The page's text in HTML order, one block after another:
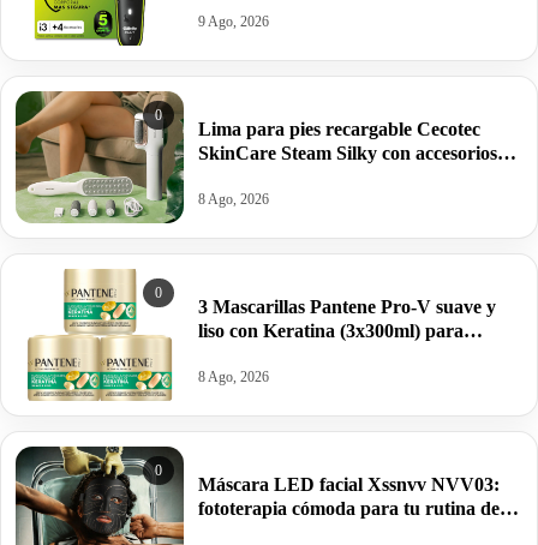
9 Ago, 2026
0
Lima para pies recargable Cecotec
SkinCare Steam Silky con accesorios
8 Ago, 2026
0
3 Mascarillas Pantene Pro-V suave y
liso con Keratina (3x300ml) para
8 Ago, 2026
0
Máscara LED facial Xssnvv NVV03:
fototerapia cómoda para tu rutina de